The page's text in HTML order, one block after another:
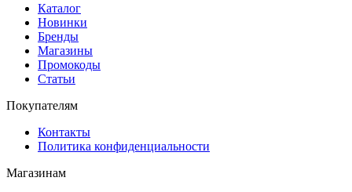
Каталог
Новинки
Бренды
Магазины
Промокоды
Статьи
Покупателям
Контакты
Политика конфиденциальности
Магазинам